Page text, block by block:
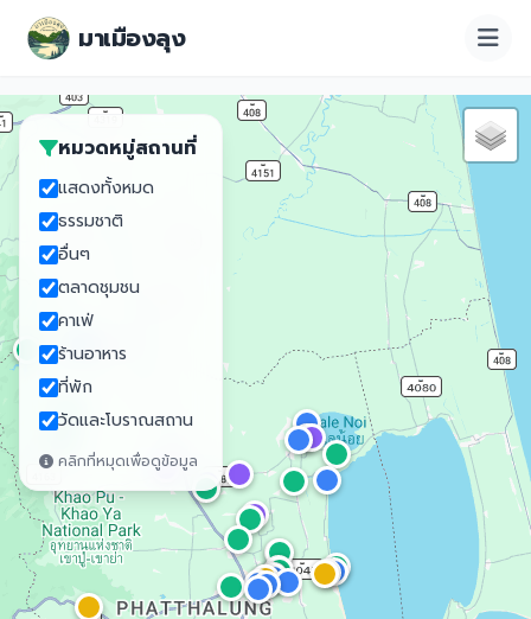
มาเมืองลุง
หมวดหมู่สถานที่
แสดงทั้งหมด
ธรรมชาติ
อื่นๆ
ตลาดชุมชน
คาเฟ่
ร้านอาหาร
ที่พัก
วัดและโบราณสถาน
คลิกที่หมุดเพื่อดูข้อมูล